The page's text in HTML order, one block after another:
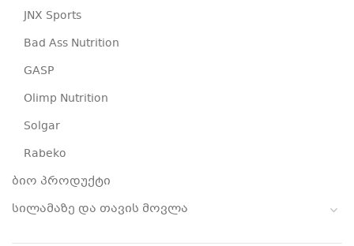
JNX Sports
Bad Ass Nutrition
GASP
Olimp Nutrition
Solgar
Rabeko
ბიო პროდუქტი
სილამაზე და თავის მოვლა